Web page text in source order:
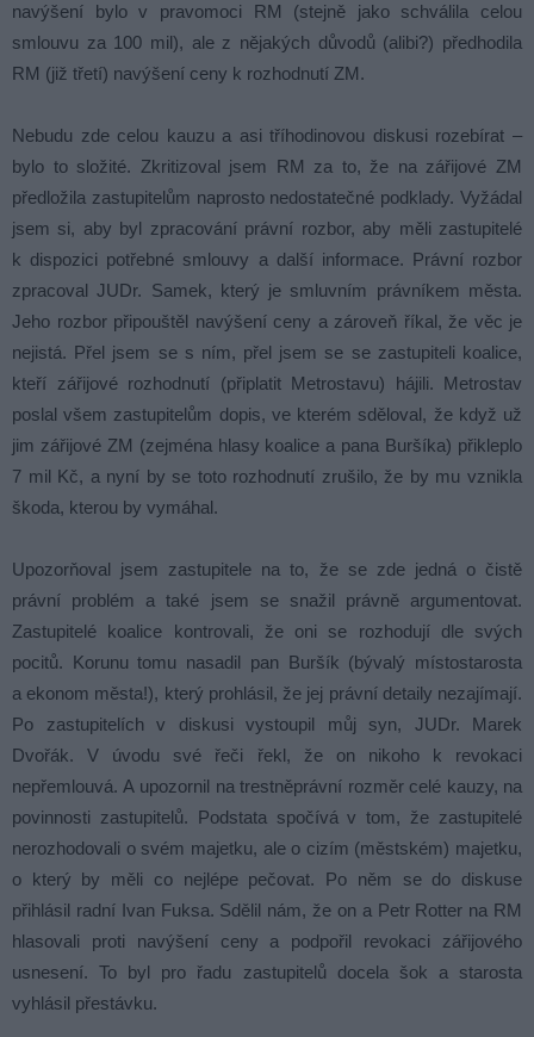
navýšení bylo v pravomoci RM (stejně jako schválila celou
smlouvu za 100 mil), ale z nějakých důvodů (alibi?) předhodila
RM (již třetí) navýšení ceny k rozhodnutí ZM.
Nebudu zde celou kauzu a asi tříhodinovou diskusi rozebírat –
bylo to složité. Zkritizoval jsem RM za to, že na zářijové ZM
předložila zastupitelům naprosto nedostatečné podklady. Vyžádal
jsem si, aby byl zpracování právní rozbor, aby měli zastupitelé
k dispozici potřebné smlouvy a další informace. Právní rozbor
zpracoval JUDr. Samek, který je smluvním právníkem města.
Jeho rozbor připouštěl navýšení ceny a zároveň říkal, že věc je
nejistá. Přel jsem se s ním, přel jsem se se zastupiteli koalice,
kteří zářijové rozhodnutí (připlatit Metrostavu) hájili. Metrostav
poslal všem zastupitelům dopis, ve kterém sděloval, že když už
jim zářijové ZM (zejména hlasy koalice a pana Buršíka) přikleplo
7 mil Kč, a nyní by se toto rozhodnutí zrušilo, že by mu vznikla
škoda, kterou by vymáhal.
Upozorňoval jsem zastupitele na to, že se zde jedná o čistě
právní problém a také jsem se snažil právně argumentovat.
Zastupitelé koalice kontrovali, že oni se rozhodují dle svých
pocitů. Korunu tomu nasadil pan Buršík (bývalý místostarosta
a ekonom města!), který prohlásil, že jej právní detaily nezajímají.
Po zastupitelích v diskusi vystoupil můj syn, JUDr. Marek
Dvořák. V úvodu své řeči řekl, že on nikoho k revokaci
nepřemlouvá. A upozornil na trestněprávní rozměr celé kauzy, na
povinnosti zastupitelů. Podstata spočívá v tom, že zastupitelé
nerozhodovali o svém majetku, ale o cizím (městském) majetku,
o který by měli co nejlépe pečovat. Po něm se do diskuse
přihlásil radní Ivan Fuksa. Sdělil nám, že on a Petr Rotter na RM
hlasovali proti navýšení ceny a podpořil revokaci zářijového
usnesení. To byl pro řadu zastupitelů docela šok a starosta
vyhlásil přestávku.